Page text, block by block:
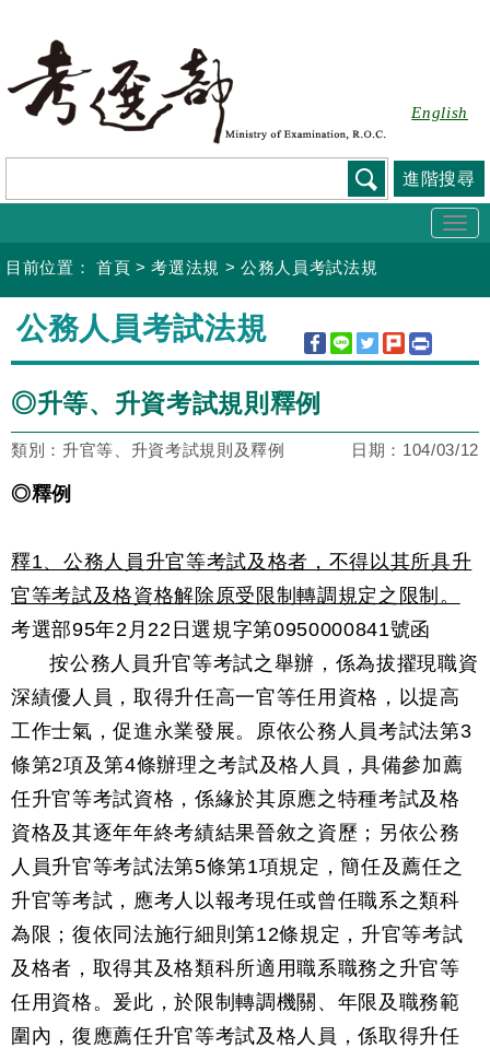
要
容
English
進階搜尋
目前位置： 首頁 >考選法規 >公務人員考試法規
:::
公務人員考試法規
◎升等、升資考試規則釋例
類別：升官等、升資考試規則及釋例 日期： 104/03/12
◎釋例
釋1、公務人員升官等考試及格者，不得以其所具升
官等考試及格資格解除原受限制轉調規定之限制。
考選部95年2月22日選規字第0950000841號函
按公務人員升官等考試之舉辦，係為拔擢現職資
深績優人員，取得升任高一官等任用資格，以提高
工作士氣，促進永業發展。原依公務人員考試法第3
條第2項及第4條辦理之考試及格人員，具備參加薦
任升官等考試資格，係緣於其原應之特種考試及格
資格及其逐年年終考績結果晉敘之資歷；另依公務
人員升官等考試法第5條第1項規定，簡任及薦任之
升官等考試，應考人以報考現任或曾任職系之類科
為限；復依同法施行細則第12條規定，升官等考試
及格者，取得其及格類科所適用職系職務之升官等
任用資格。爰此，於限制轉調機關、年限及職務範
圍內，復應薦任升官等考試及格人員，係取得升任